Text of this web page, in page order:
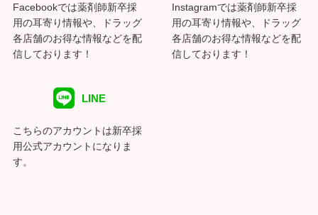
Facebookでは薬剤師新卒採
用の耳寄り情報や、ドラッグ
各店舗のお得な情報などを配
信しております！
Instagramでは薬剤師新卒採
用の耳寄り情報や、ドラッグ
各店舗のお得な情報などを配
信しております！
LINE
こちらのアカウントは新卒採
用公式アカウントになりま
す。